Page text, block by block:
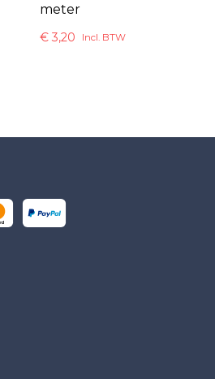
meter
€3,20 Incl. BTW